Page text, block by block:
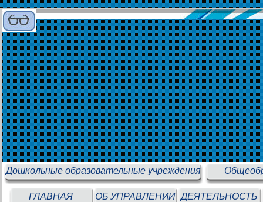
Дошкольные образовательные учреждения
ГЛАВНАЯ ОБ УПРАВЛЕНИИ ДЕЯТЕЛЬНОСТЬ